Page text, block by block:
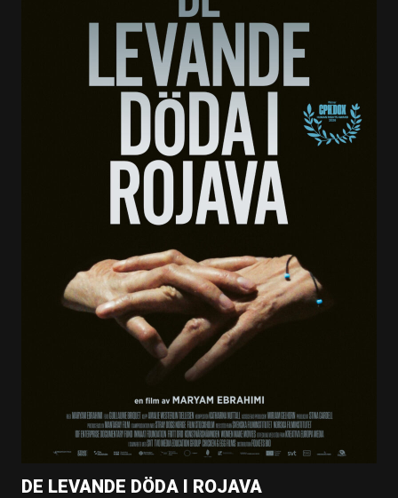
DE LEVANDE DÖDA I ROJAVA